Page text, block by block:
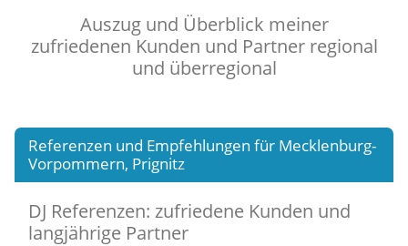
Auszug und Überblick meiner
zufriedenen Kunden und Partner regional
und überregional
Referenzen und Empfehlungen für Mecklenburg-
Vorpommern, Prignitz
DJ Referenzen: zufriedene Kunden und
langjährige Partner